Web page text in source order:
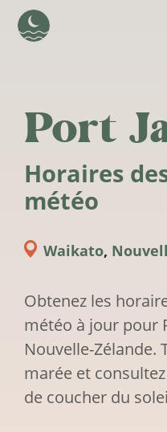
Port
Horaires
météo
Waikato,
Obtenez les
météo à jour pour
Nouvelle-Zélande.
marée et
de coucher du